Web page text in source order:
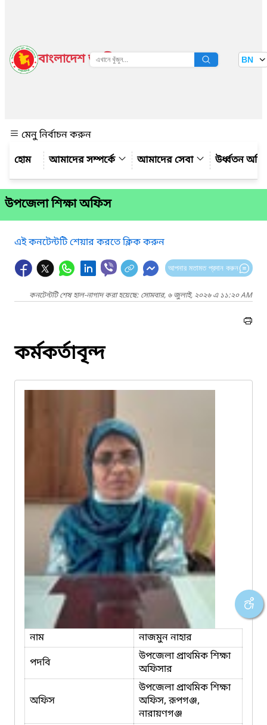
বাংলাদেশ জাতীয় তথ্য বাতায়ন BN
মেনু নির্বাচন করুন
আমাদের সম্পর্কে
আমাদের সেবা উর্ধ্বতন
উপজেলা শিক্ষা অফিস
এই কনটেন্টটি শেয়ার করতে ক্লিক করুন
আপনার মতামত প্রদান করুন
কনটেন্টটি শেষ হাল-নাগাদ করা হয়েছে: সোমবার, ৬ জুলাই, ২০২৬ এ ১১:২০ AM
কর্মকর্তাবৃন্দ
নাম
নাজমুন নাহার
পদবি
উপজেলা প্রাথমিক শিক্ষা
অফিসার
অফিস
উপজেলা প্রাথমিক শিক্ষা
অফিস, রূপগঞ্জ,
নারায়ণগঞ্জ